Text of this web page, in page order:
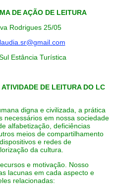
DE AÇÃO DE LEITURA
Rodrigues 25/05
Estância Turística
DE LEITURA DO LC
digna e civilizada, a prática
necessários em nossa sociedade
alfabetização, deficiências
meios de compartilhamento
e redes de
da cultura.
e motivação. Nosso
lacunas em cada aspecto e
relacionadas: